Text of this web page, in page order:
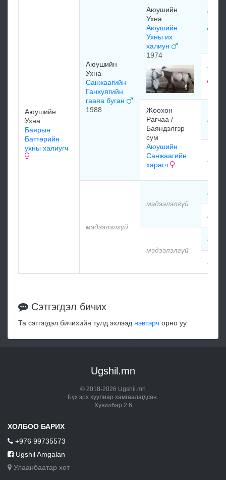
Аюушийн
Ухна
Баярын
Баттөрийн
ухны халиугч
Аюушийн
Ухна
Санжаагийн
Ганхуягийн
гааяа буган
1988
Аюушийн
Ухна
Аюушийн
Ухны их
халиун
1974
өвөө
Жоохон
Рагчаа /
Баяндэлгэр
сум
Аюушийн
Санжаагийн
харагч
мэдээлэлгүй
мэдээлэлгүй
мэдээлэлгүй
Сэтгэгдэл бичих
Та сэтгэгдэл бичихийн тулд эхлээд нэвтэрч орно уу.
Ugshil.mn
© 2018-2026 Ugshil.mn
Бүх эрх хуулиар хамгаалагдсан.
Хувилбар 2.6
ХОЛБОО БАРИХ
+976 99735573
Ugshil Amgalan
Улаанбаатар хот